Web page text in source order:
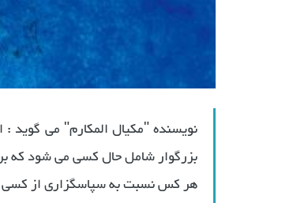
نویسنده "مکیال المکارم" می گوید
بزرگوار شامل حال کسی می شود که
هر کس نسبت به سپاسگزاری از کسی